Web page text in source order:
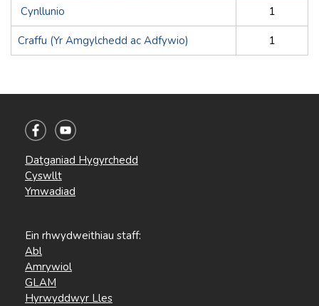
Cynllunio 1
Craffu (Yr Amgylchedd ac Adfywio) 1
Datganiad Hygyrchedd
Cyswllt
Ymwadiad
Ein rhwydweithiau staff:
Abl
Amrywiol
GLAM
Hyrwyddwyr Lles